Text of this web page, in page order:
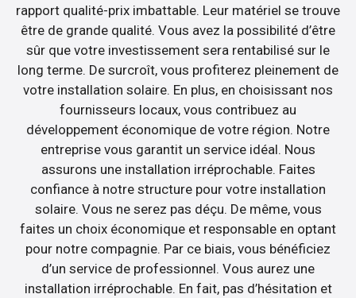
rapport qualité-prix imbattable. Leur matériel se trouve
être de grande qualité. Vous avez la possibilité d’être
sûr que votre investissement sera rentabilisé sur le
long terme. De surcroît, vous profiterez pleinement de
votre installation solaire. En plus, en choisissant nos
fournisseurs locaux, vous contribuez au
développement économique de votre région. Notre
entreprise vous garantit un service idéal. Nous
assurons une installation irréprochable. Faites
confiance à notre structure pour votre installation
solaire. Vous ne serez pas déçu. De même, vous
faites un choix économique et responsable en optant
pour notre compagnie. Par ce biais, vous bénéficiez
d’un service de professionnel. Vous aurez une
installation irréprochable. En fait, pas d’hésitation et